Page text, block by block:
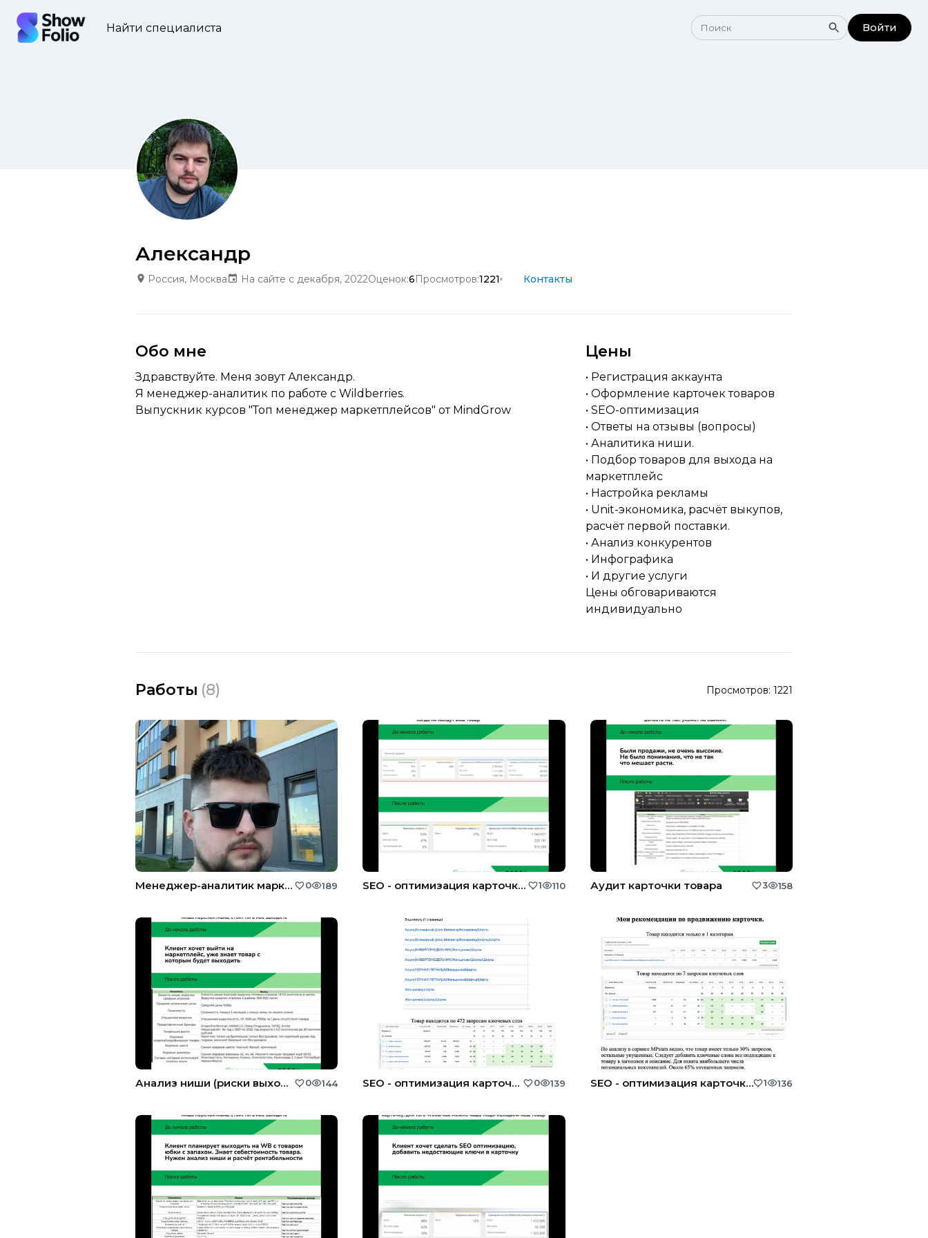
Найти специалиста Войти
Александр
Россия, Москва На сайте с декабря, 2022Оценок:6Просмотров:1221 Контакты
Обо мне
Здравствуйте. Меня зовут Александр.
Я менеджер-аналитик по работе с Wildberries.
Выпускник курсов "Топ менеджер маркетплейсов" от MindGrow
Цены
• Регистрация аккаунта
• Оформление карточек товаров
• SEO-оптимизация
• Ответы на отзывы (вопросы)
• Аналитика ниши.
• Подбор товаров для выхода на
маркетплейс
• Настройка рекламы
• Unit-экономика, расчёт выкупов,
расчёт первой поставки.
• Анализ конкурентов
• Инфографика
• И другие услуги
Цены обговариваются
индивидуально
Работы (8) Просмотров: 1221
Менеджер-аналитик маркетплейса 0 189 SEO - оптимизация карточки товара 1 110 Аудит карточки товара 3 158
Анализ ниши (риски выхода на Wildberries) 0 144 SEO - оптимизация карточки товара 0 139 SEO - оптимизация карточки товара 1 136